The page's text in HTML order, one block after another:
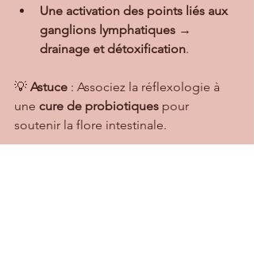
Une activation des points liés aux
ganglions lymphatiques →
drainage et détoxification.
💡 Astuce : Associez la réflexologie à
une cure de probiotiques pour
soutenir la flore intestinale.